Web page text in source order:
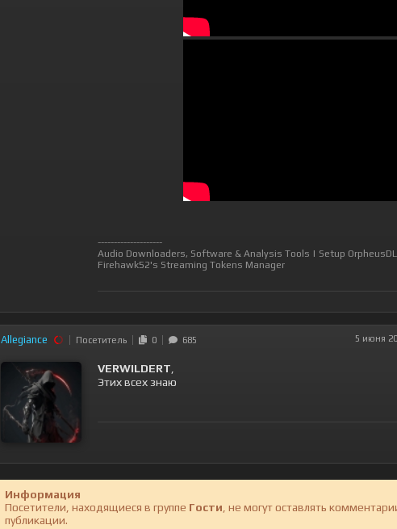
--------------------
Audio Downloaders, Software & Analysis Tools | Setup
Firehawk52's Streaming Tokens Manager
Allegiance Посетитель 0 685 5 июня
VERWILDERT
Этих всех знаю
Информация
Посетители, находящиеся в группе Гости , не могут оставлять
публикации.